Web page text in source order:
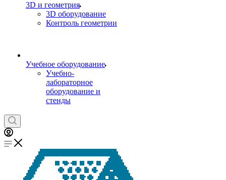
3D и геометрия
3D оборудование
Контроль геометрии
Учебное оборудование
Учебно-
лабораторное
оборудование и
стенды